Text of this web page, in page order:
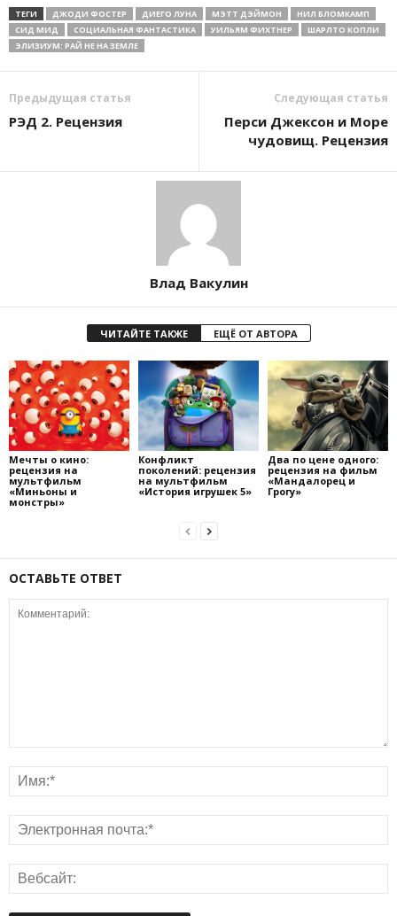
ТЕГИ ДЖОДИ ФОСТЕР ДИЕГО ЛУНА МЭТТ ДЭЙМОН
НИЛ БЛОМКАМП
СИД МИД
СОЦИАЛЬНАЯ ФАНТАСТИКА УИЛЬЯМ ФИХТНЕР
ШАРЛТО КОПЛИ
ЭЛИЗИУМ: РАЙ НЕ НА ЗЕМЛЕ
Предыдущая статья
РЭД 2. Рецензия
Следующая статья
Перси Джексон и Море
чудовищ. Рецензия
Влад Вакулин
ЧИТАЙТЕ ТАКЖЕ ЕЩЁ ОТ АВТОРА
Мечты о кино:
рецензия на
мультфильм
«Миньоны и
монстры»
Конфликт
поколений: рецензия
на мультфильм
«История игрушек 5»
Два по цене одного:
рецензия на фильм
«Мандалорец и
Грогу»
ОСТАВЬТЕ ОТВЕТ